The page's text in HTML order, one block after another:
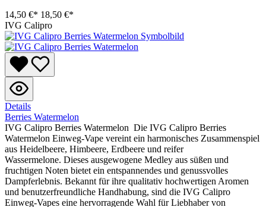
14,50 €* 18,50 €*
IVG Calipro
Details
Berries Watermelon
IVG Calipro Berries Watermelon Die IVG Calipro Berries
Watermelon Einweg-Vape vereint ein harmonisches Zusammenspiel
aus Heidelbeere, Himbeere, Erdbeere und reifer
Wassermelone. Dieses ausgewogene Medley aus süßen und
fruchtigen Noten bietet ein entspannendes und genussvolles
Dampferlebnis. Bekannt für ihre qualitativ hochwertigen Aromen
und benutzerfreundliche Handhabung, sind die IVG Calipro
Einweg-Vapes eine hervorragende Wahl für Liebhaber von